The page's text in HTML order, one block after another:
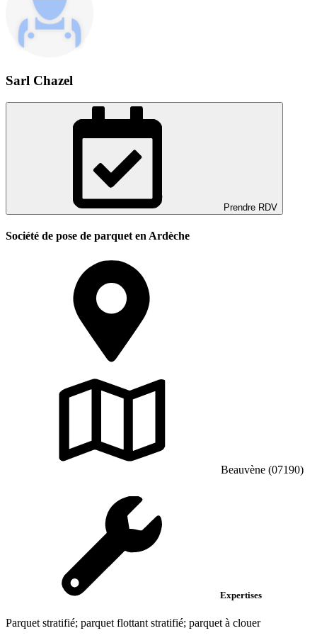
Sarl Chazel
Prendre RDV
Société de pose de parquet en Ardèche
Beauvène (07190)
Expertises
Parquet stratifié; parquet flottant stratifié; parquet à clouer